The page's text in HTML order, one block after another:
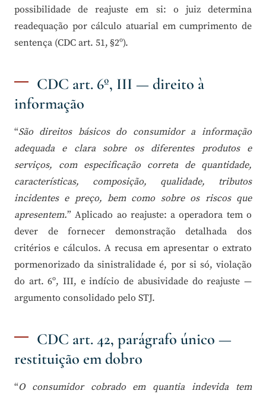
possibilidade de reajuste em si: o juiz determina
readequação por cálculo atuarial em cumprimento de
sentença (CDC art. 51, §2º).
CDC art. 6º, III — direito à
informação
“São direitos básicos do consumidor a informação
adequada e clara sobre os diferentes produtos e
serviços, com especificação correta de quantidade,
características, composição, qualidade, tributos
incidentes e preço, bem como sobre os riscos que
apresentem.” Aplicado ao reajuste: a operadora tem o
dever de fornecer demonstração detalhada dos
critérios e cálculos. A recusa em apresentar o extrato
pormenorizado da sinistralidade é, por si só, violação
do art. 6º, III, e indício de abusividade do reajuste —
argumento consolidado pelo STJ.
CDC art. 42, parágrafo único —
restituição em dobro
“O consumidor cobrado em quantia indevida tem